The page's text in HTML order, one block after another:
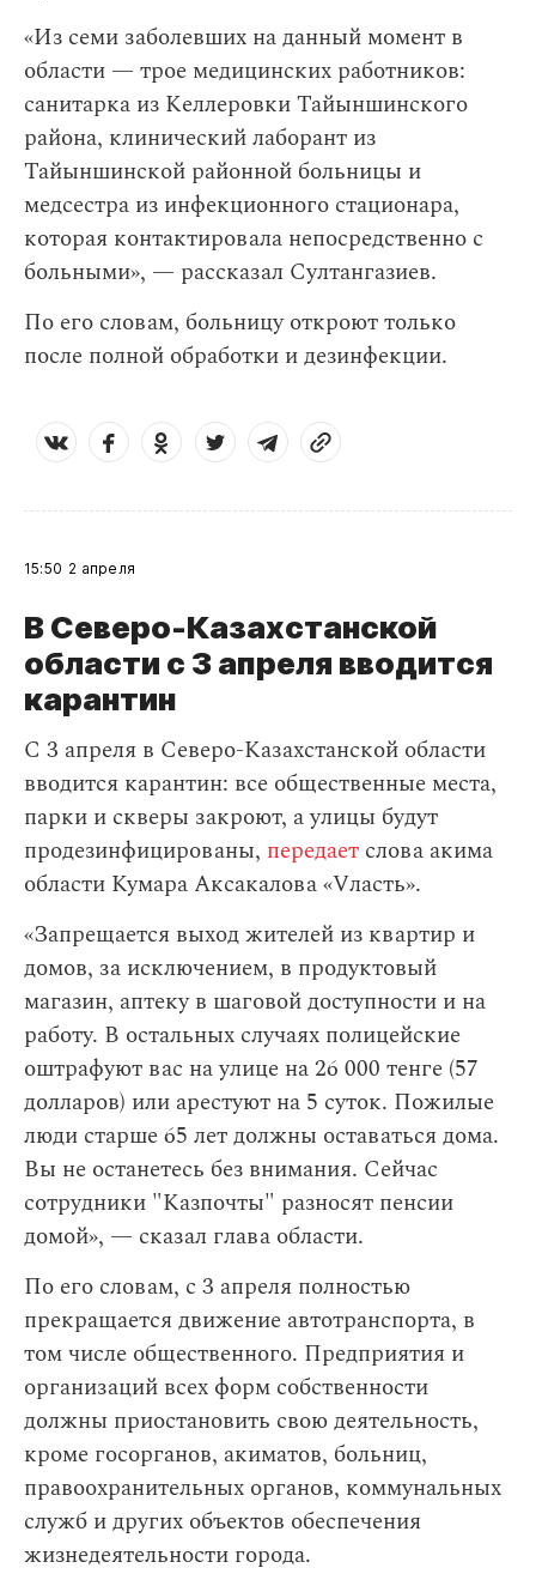
«Из семи заболевших на данный момент в
области — трое медицинских работников:
санитарка из Келлеровки Тайыншинского
района, клинический лаборант из
Тайыншинской районной больницы и
медсестра из инфекционного стационара,
которая контактировала непосредственно с
больными», — рассказал Султангазиев.
По его словам, больницу откроют только
после полной обработки и дезинфекции.
15:50 2 апреля
В Северо-Казахстанской
области с 3 апреля вводится
карантин
С 3 апреля в Северо-Казахстанской области
вводится карантин: все общественные места,
парки и скверы закроют, а улицы будут
продезинфицированы, передает слова акима
области Кумара Аксакалова «Vласть».
«Запрещается выход жителей из квартир и
домов, за исключением, в продуктовый
магазин, аптеку в шаговой доступности и на
работу. В остальных случаях полицейские
оштрафуют вас на улице на 26 000 тенге (57
долларов) или арестуют на 5 суток. Пожилые
люди старше 65 лет должны оставаться дома.
Вы не останетесь без внимания. Сейчас
сотрудники "Казпочты" разносят пенсии
домой», — сказал глава области.
По его словам, с 3 апреля полностью
прекращается движение автотранспорта, в
том числе общественного. Предприятия и
организаций всех форм собственности
должны приостановить свою деятельность,
кроме госорганов, акиматов, больниц,
правоохранительных органов, коммунальных
служб и других объектов обеспечения
жизнедеятельности города.